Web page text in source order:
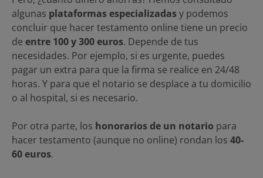
algunas plataformas especializadasy podemos
concluir que hacer testamento online tiene un precio
de entre 100 y 300 euros. Depende de tus
necesidades. Por ejemplo, si es urgente, puedes
pagar un extra para que la firma se realice en 24/48
horas. Y para que el notario se desplace a tu domicilio
o al hospital, si es necesario.
Por otra parte, los honorarios de un notario para
hacer testamento (aunque no online) rondan los 40-
60 euros.